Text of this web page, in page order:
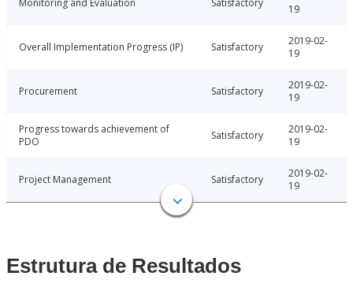
Monitoring and Evaluation Satisfactory
19
Overall Implementation Progress (IP) Satisfactory
2019-02-
19
Procurement Satisfactory
2019-02-
19
Progress towards achievement of
PDO
Satisfactory
2019-02-
19
Project Management Satisfactory
2019-02-
19
Estrutura de Resultados